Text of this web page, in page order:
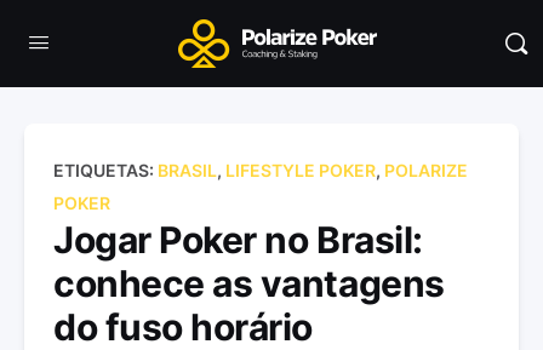
ETIQUETAS: BRASIL, LIFESTYLE POKER, POLARIZE
POKER
Jogar Poker no Brasil:
conhece as vantagens
do fuso horário